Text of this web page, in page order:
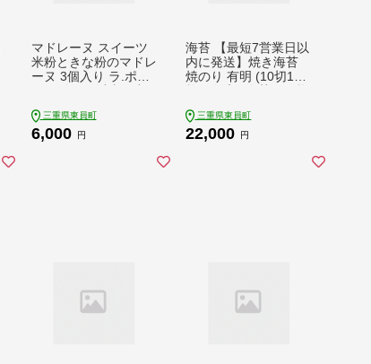
マドレーヌ スイーツ
米粉ときな粉のマドレ
ーヌ 3個入り ラ.ポア
お菓子 米粉 きな粉 き
なこ 三重県 東員町 ギ
三重県東員町
6,000 円
海苔 【最短7営業日以
内に発送】焼き海苔
焼のり 有明 (10切100
出荷予定(土日祝除
く)》ギフト 贈答 プレ
三重県東員町
22,000 円